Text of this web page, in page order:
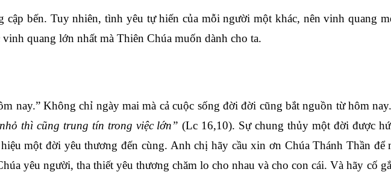
cập bến. Tuy nhiên, tình yêu tự hiến của mỗi người một khác, nên vinh quang
quang lớn nhất mà Thiên Chúa muốn dành cho ta.
nay.” Không chỉ ngày mai mà cả cuộc sống đời đời cũng bắt nguồn từ hôm
thì cũng trung tín trong việc lớn” (Lc 16,10). Sự chung thủy một đời được
một đời yêu thương đến cùng. Anh chị hãy cầu xin ơn Chúa Thánh Thần để
yêu người, tha thiết yêu thương chăm lo cho nhau và cho con cái. Và hãy cố